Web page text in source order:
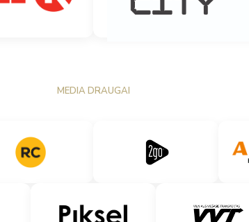
MEDIA DRAUGAI